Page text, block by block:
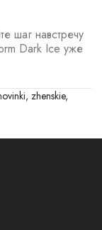
шаг навстречу
Dark Ice уже
, zhenskie,